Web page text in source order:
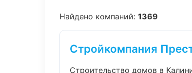
Найдено компаний: 1369
Стройкомпания
Строительство домов в